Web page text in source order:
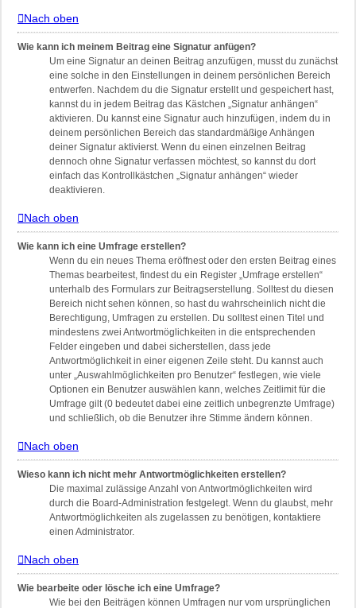
Nach oben
Wie kann ich meinem Beitrag eine Signatur anfügen?
Um eine Signatur an deinen Beitrag anzufügen, musst du zunächst
eine solche in den Einstellungen in deinem persönlichen Bereich
entwerfen. Nachdem du die Signatur erstellt und gespeichert hast,
kannst du in jedem Beitrag das Kästchen „Signatur anhängen“
aktivieren. Du kannst eine Signatur auch hinzufügen, indem du in
deinem persönlichen Bereich das standardmäßige Anhängen
deiner Signatur aktivierst. Wenn du einen einzelnen Beitrag
dennoch ohne Signatur verfassen möchtest, so kannst du dort
einfach das Kontrollkästchen „Signatur anhängen“ wieder
deaktivieren.
Nach oben
Wie kann ich eine Umfrage erstellen?
Wenn du ein neues Thema eröffnest oder den ersten Beitrag eines
Themas bearbeitest, findest du ein Register „Umfrage erstellen“
unterhalb des Formulars zur Beitragserstellung. Solltest du diesen
Bereich nicht sehen können, so hast du wahrscheinlich nicht die
Berechtigung, Umfragen zu erstellen. Du solltest einen Titel und
mindestens zwei Antwortmöglichkeiten in die entsprechenden
Felder eingeben und dabei sicherstellen, dass jede
Antwortmöglichkeit in einer eigenen Zeile steht. Du kannst auch
unter „Auswahlmöglichkeiten pro Benutzer“ festlegen, wie viele
Optionen ein Benutzer auswählen kann, welches Zeitlimit für die
Umfrage gilt (0 bedeutet dabei eine zeitlich unbegrenzte Umfrage)
und schließlich, ob die Benutzer ihre Stimme ändern können.
Nach oben
Wieso kann ich nicht mehr Antwortmöglichkeiten erstellen?
Die maximal zulässige Anzahl von Antwortmöglichkeiten wird
durch die Board-Administration festgelegt. Wenn du glaubst, mehr
Antwortmöglichkeiten als zugelassen zu benötigen, kontaktiere
einen Administrator.
Nach oben
Wie bearbeite oder lösche ich eine Umfrage?
Wie bei den Beiträgen können Umfragen nur vom ursprünglichen